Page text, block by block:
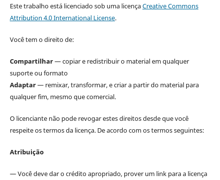
Este trabalho está licenciado sob uma licençaCreative Commons
Attribution 4.0 International License.
Você tem o direito de:
Compartilhar— copiar e redistribuir o material em qualquer
suporte ou formato
Adaptar— remixar, transformar, e criar a partir do material para
qualquer fim, mesmo que comercial.
O licenciante não pode revogar estes direitos desde que você
respeite os termos da licença. De acordo com os termos seguintes:
Atribuição
— Você deve dar o crédito apropriado, prover um link para a licença